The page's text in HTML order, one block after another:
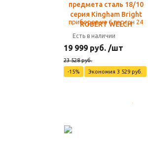
предмета сталь 18/10
серия Kingham Bright
ROBERT WELCH
Есть в наличии
19 999 руб. /шт
23 528 руб.
-15%
Экономия 3 529 руб.